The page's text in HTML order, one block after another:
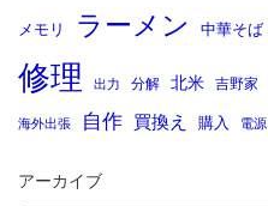
メモリ ラーメン 中華そば
修理 出力 分解 北米 吉野家
海外出張 自作 買換え 購入 電源
アーカイブ